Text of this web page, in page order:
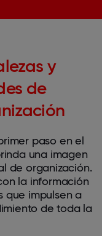
y
de
paso en el
una imagen
de organización.
la información
que impulsen a
de toda la